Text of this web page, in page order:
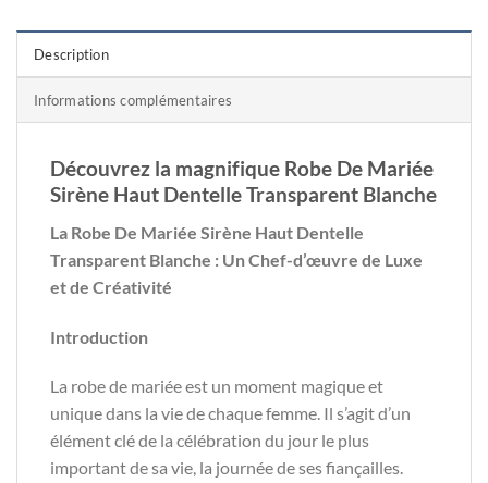
Description
Informations complémentaires
Découvrez la magnifique Robe De Mariée
Sirène Haut Dentelle Transparent Blanche
La Robe De Mariée Sirène Haut Dentelle
Transparent Blanche : Un Chef-d’œuvre de Luxe
et de Créativité
Introduction
La robe de mariée est un moment magique et
unique dans la vie de chaque femme. Il s’agit d’un
élément clé de la célébration du jour le plus
important de sa vie, la journée de ses fiançailles.